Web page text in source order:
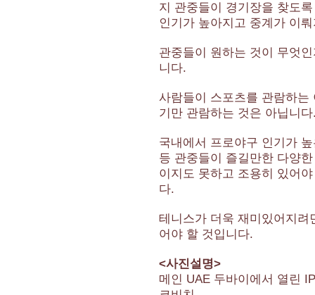
지 관중들이 경기장을 찾도
인기가 높아지고 중계가 이
관중들이 원하는 것이 무엇
니다.
사람들이 스포츠를 관람하
기만 관람하는 것은 아닙니
국내에서 프로야구 인기가
등 관중들이 즐길만한 다양
이지도 못하고 조용히 있어
다.
테니스가 더욱 재미있어지
어야 할 것입니다.
<사진설명>
메인 UAE 두바이에서 열린